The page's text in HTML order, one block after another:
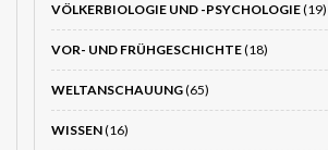
VÖLKERBIOLOGIE UND -PSYCHOLOGIE(19)
VOR- UND FRÜHGESCHICHTE(18)
WELTANSCHAUUNG(65)
WISSEN(16)